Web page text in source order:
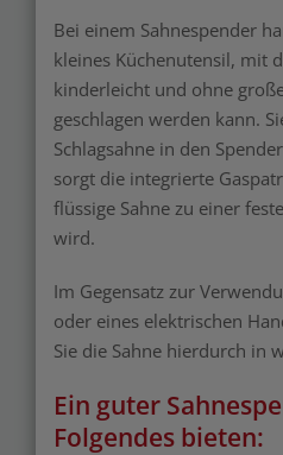
Bei einem Sahnespender
kleines Küchenutensil, mit
kinderleicht und ohne
geschlagen werden kann.
Schlagsahne in den
sorgt die integrierte
flüssige Sahne zu einer
wird.
Im Gegensatz zur
oder eines elektrischen
Sie die Sahne hierdurch in
Ein guter
Folgendes bieten: